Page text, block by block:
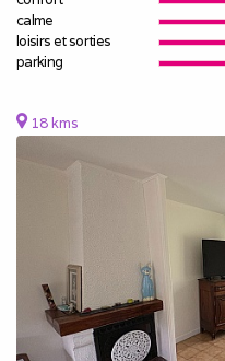
calme
loisirs et sorties
parking
18 kms